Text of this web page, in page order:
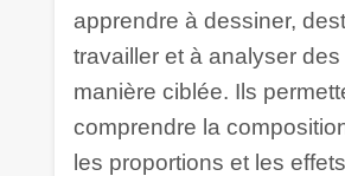
apprendre à dessiner,
travailler et à analyser
manière ciblée. Ils
comprendre la
les proportions et les